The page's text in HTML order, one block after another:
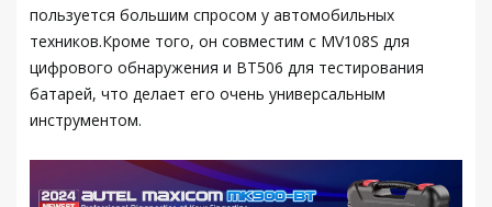
пользуется большим спросом у автомобильных
техников.Кроме того, он совместим с MV108S для
цифрового обнаружения и BT506 для тестирования
батарей, что делает его очень универсальным
инструментом.